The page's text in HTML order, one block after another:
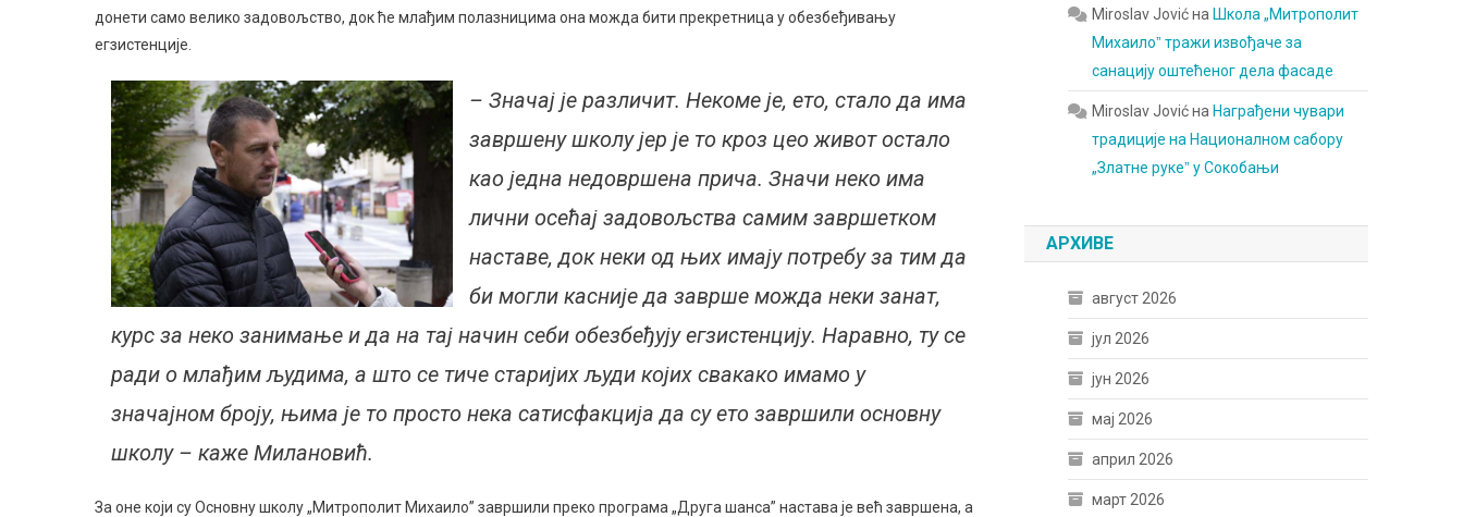
донети само велико задовољство, док ће млађим полазницима она можда бити прекретница у обезбеђивању
егзистенције.
– Значај је различит. Некоме је, ето, стало да има
завршену школу јер је то кроз цео живот остало
као једна недовршена прича. Значи неко има
лични осећај задовољства самим завршетком
наставе, док неки од њих имају потребу за тим да
би могли касније да заврше можда неки занат,
курс за неко занимање и да на тај начин себи обезбеђују егзистенцију. Наравно, ту се
ради о млађим људима, а што се тиче старијих људи којих свакако имамо у
значајном броју, њима је то просто нека сатисфакција да су ето завршили основну
школу – каже Милановић.
За оне који су Основну школу „Митрополит Михаило” завршили преко програма „Друга шанса” настава је већ завршена, а
Miroslav Jovićна Школа „Митрополит
Михаилоˮ тражи извођаче за
санацију оштећеног дела фасаде
Miroslav Jovićна Награђени чувари
традиције на Националном сабору
„Златне рукеˮ у Сокобањи
АРХИВЕ
август 2026
јул 2026
јун 2026
мај 2026
април 2026
март 2026